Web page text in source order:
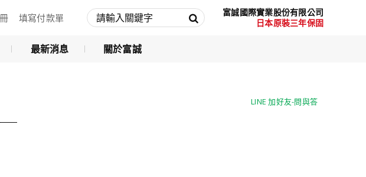
富誠國際實業股份有限公司
日本原裝三年保固
填寫付款單
最新消息 關於富誠
LINE 加好友-問與答